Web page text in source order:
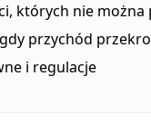
których nie
przychód
i regulacje